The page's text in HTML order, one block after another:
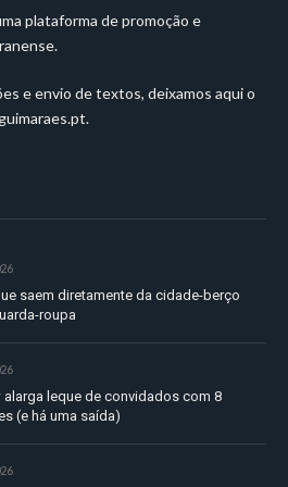
plataforma de promoção e
e envio de textos, deixamos aqui o
.
saem diretamente da cidade-berço
roupa
alarga leque de convidados com 8
(e há uma saída)